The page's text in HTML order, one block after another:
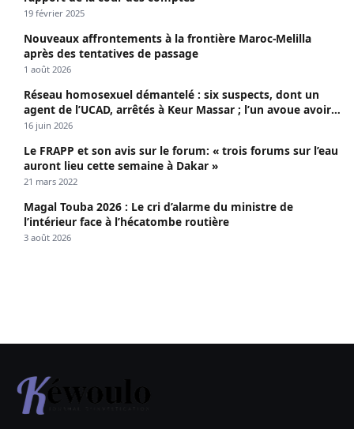
19 février 2025
Nouveaux affrontements à la frontière Maroc-Melilla
après des tentatives de passage
1 août 2026
Réseau homosexuel démantelé : six suspects, dont un
agent de l’UCAD, arrêtés à Keur Massar ; l’un avoue avoir
propagé le VIH depuis 2018
16 juin 2026
Le FRAPP et son avis sur le forum: « trois forums sur l’eau
auront lieu cette semaine à Dakar »
21 mars 2022
Magal Touba 2026 : Le cri d’alarme du ministre de
l’intérieur face à l’hécatombe routière
3 août 2026